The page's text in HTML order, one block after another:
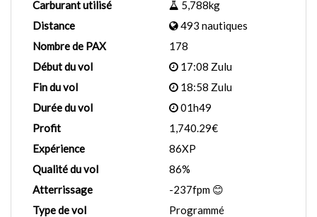
Carburant utilisé
5,788kg
Distance
493 nautiques
Nombre de PAX
178
Début du vol
17:08 Zulu
Fin du vol
18:58 Zulu
Durée du vol
01h49
Profit
1,740.29€
Expérience
86XP
Qualité du vol
86%
Atterrissage
-237fpm 😊
Type de vol
Programmé